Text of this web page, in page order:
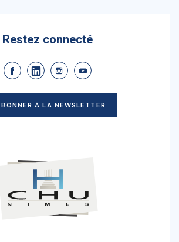
Restez connecté
À LA NEWSLETTER